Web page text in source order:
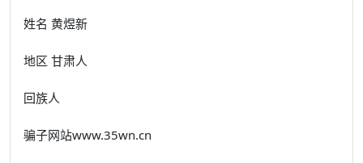
姓名 黄煜新
地区 甘肃人
回族人
骗子网站www.35wn.cn